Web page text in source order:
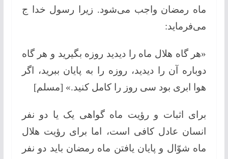
ماه رمضان واجب می‌شود. زیرا رسول خدا ج
می‌فرماید:
«هر گاه هلال ماه را دیدید روزه بگیرید و هر گاه
دوباره آن را دیدید، روزه را به پایان ببرید، اگر
هوا ابری بود سی روز را کامل کنید.» [مسلم]
برای اثبات و رؤیت ماه گواهی یک یا دو نفر
انسان عادل کافی است، اما برای رؤیت هلال
ماه شوّال و پایان یافتن ماه رمضان باید دو نفر